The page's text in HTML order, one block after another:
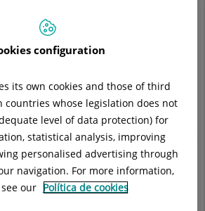
/ 933221111 Ext. 8904
General y del Aparato Digestivo
Equip Mèdic Tècniques
configuration
its own cookies and those of third
countries whose legislation does not
level of data protection) for
statistical analysis, improving
personalised advertising through
navigation. For more information,
our Política de cookies